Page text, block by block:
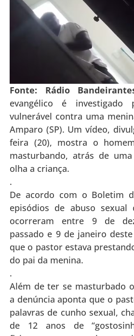
Fonte: Rádio
evangélico é
vulnerável contra uma
Amparo (SP). Um vídeo,
feira (20), mostra o
masturbando, atrás de
olha a criança.
.
De acordo com o Boletim
episódios de abuso sexual
ocorreram entre 9 de
passado e 9 de janeiro
que o pastor estava
do pai da menina.
.
Além de ter se masturbado
a denúncia aponta que o
palavras de cunho sexual,
de 12 anos de